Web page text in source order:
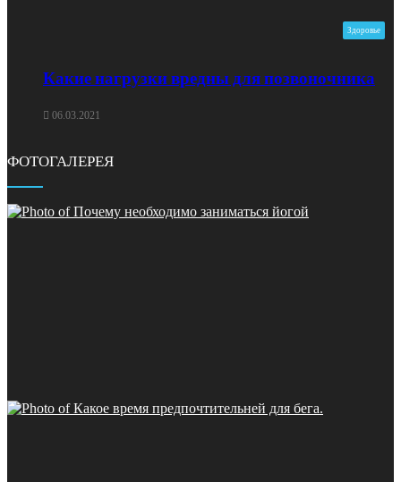
Здоровье
Какие нагрузки вредны для позвоночника
06.03.2021
ФОТОГАЛЕРЕЯ